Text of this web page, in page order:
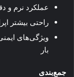
عملکرد نرم و
راحتی بیشتر
ویژگی‌های
بار
جمع‌بندی